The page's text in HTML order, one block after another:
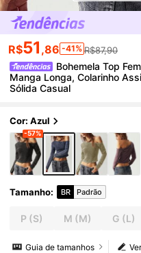
R$51 ,86 -41% R$87,90
Bohemela Top
Manga Longa, Colarinho
Sólida Casual
Cor: Azul
-57%
Tamanho: BR Padrão
P (S) M (M) G (L)
Guia de tamanhos